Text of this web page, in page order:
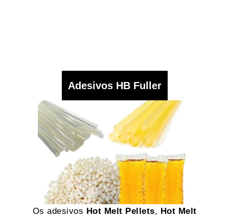
Adesivos HB Fuller
Os adesivos Hot Melt Pellets, Hot Melt